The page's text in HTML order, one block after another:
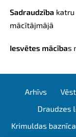
Sadraudzība
mācītājmājā
Iesvētes mācības
Arhīvs
Draudzes
Krimuldas baznīca